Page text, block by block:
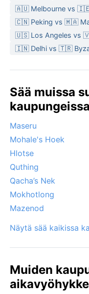
🇦🇺 Melbourne vs
🇨🇳 Peking vs 🇲🇦
🇺🇸 Los Angeles vs
🇮🇳 Delhi vs 🇹🇷
Sää muissa
Maseru
Mohale's Hoek
Hlotse
Quthing
Qacha’s Nek
Mokhotlong
Mazenod
Näytä sää kaikissa
Muiden